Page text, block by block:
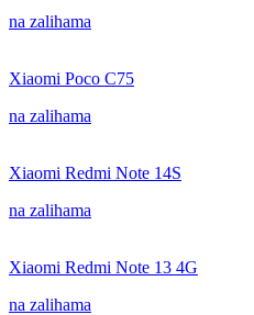
na zalihama
Xiaomi Poco C75
na zalihama
Xiaomi Redmi Note 14S
na zalihama
Xiaomi Redmi Note 13 4G
na zalihama